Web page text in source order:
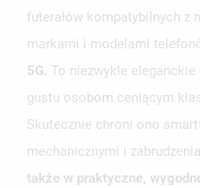
futerałów kompatybilnych z
markami i modelami
5G. To niezwykle
gustu osobom ceniącym
Skutecznie chroni ono
mechanicznymi i
także w praktyczne,